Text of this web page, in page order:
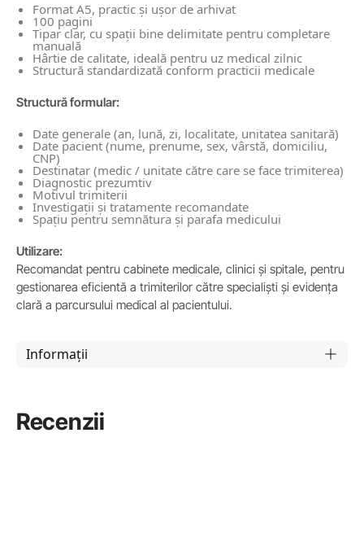
Format A5, practic și ușor de arhivat
100 pagini
Tipar clar, cu spații bine delimitate pentru completare
manuală
Hârtie de calitate, ideală pentru uz medical zilnic
Structură standardizată conform practicii medicale
Structură formular:
Date generale (an, lună, zi, localitate, unitatea sanitară)
Date pacient (nume, prenume, sex, vârstă, domiciliu,
CNP)
Destinatar (medic / unitate către care se face trimiterea)
Diagnostic prezumtiv
Motivul trimiterii
Investigații și tratamente recomandate
Spațiu pentru semnătura și parafa medicului
Utilizare:
Recomandat pentru cabinete medicale, clinici și spitale, pentru
gestionarea eficientă a trimiterilor către specialiști și evidența
clară a parcursului medical al pacientului.
Informații
Recenzii